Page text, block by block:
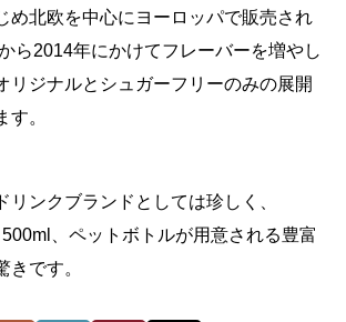
め北欧を中心にヨーロッパで販売され
ら2014年にかけてフレーバーを増やし
リジナルとシュガーフリーのみの展開
。
リンクブランドとしては珍しく、
、ペットボトルが用意される豊富
きです。